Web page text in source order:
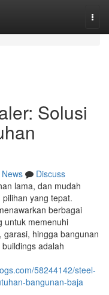
Solusi
News
Discuss
lama, dan mudah
yang tepat.
berbagai
untuk memenuhi
hingga bangunan
adalah
58244142/steel-
bangunan-baja